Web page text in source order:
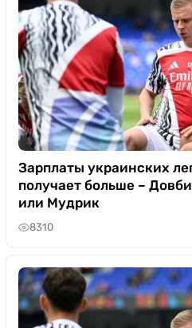
Зарплаты украинских
получает больше –
или Мудрик
8310